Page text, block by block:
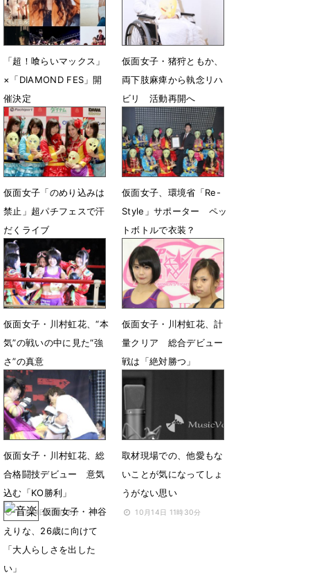
「超！喰らいマックス」
×「DIAMOND FES」開
催決定
12月9日 23時31分
仮面女子・猪狩ともか、
両下肢麻痺から執念リハ
ビリ 活動再開へ
8月14日 13時08分
仮面女子「のめり込みは
禁止」超パチフェスで汗
だくライブ
4月29日 17時07分
仮面女子、環境省「Re-
Style」サポーター ペッ
トボトルで衣装？
1月14日 08時00分
仮面女子・川村虹花、“本
気”の戦いの中に見た“強
さ”の真意
12月9日 11時30分
仮面女子・川村虹花、計
量クリア 総合デビュー
戦は「絶対勝つ」
仮面女子・川村虹花、総
合格闘技デビュー 意気
込む「KO勝利」
11月11日 11時06分
取材現場での、他愛もな
いことが気になってしょ
うがない思い
10月14日 11時30分
仮面女子・神谷
えりな、26歳に向けて
「大人らしさを出した
い」